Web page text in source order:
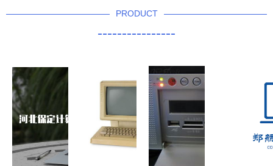
PRODUCT
----------------